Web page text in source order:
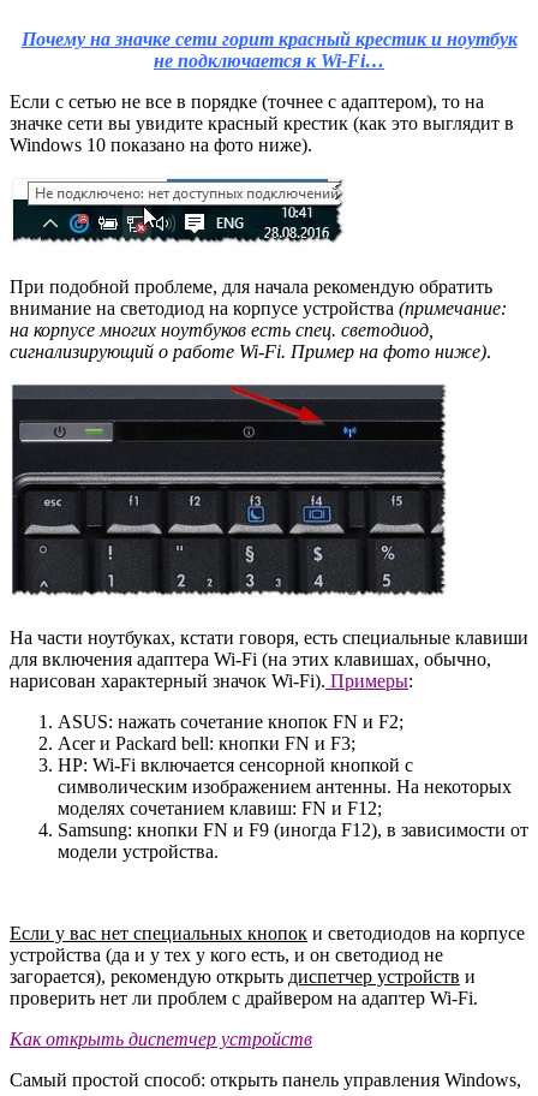
Почему на значке сети горит красный крестик и ноутбук
не подключается к Wi-Fi…
Если с сетью не все в порядке (точнее с адаптером), то на
значке сети вы увидите красный крестик (как это выглядит в
Windows 10 показано на фото ниже).
При подобной проблеме, для начала рекомендую обратить
внимание на светодиод на корпусе устройства (примечание:
на корпусе многих ноутбуков есть спец. светодиод,
сигнализирующий о работе Wi-Fi. Пример на фото ниже).
На части ноутбуках, кстати говоря, есть специальные клавиши
для включения адаптера Wi-Fi (на этих клавишах, обычно,
нарисован характерный значок Wi-Fi). Примеры:
ASUS: нажать сочетание кнопок FN и F2;
Acer и Packard bell: кнопки FN и F3;
HP: Wi-Fi включается сенсорной кнопкой с
символическим изображением антенны. На некоторых
моделях сочетанием клавиш: FN и F12;
Samsung: кнопки FN и F9 (иногда F12), в зависимости от
модели устройства.
Если у вас нет специальных кнопок и светодиодов на корпусе
устройства (да и у тех у кого есть, и он светодиод не
загорается), рекомендую открыть диспетчер устройств и
проверить нет ли проблем с драйвером на адаптер Wi-Fi.
Как открыть диспетчер устройств
Самый простой способ: открыть панель управления Windows,